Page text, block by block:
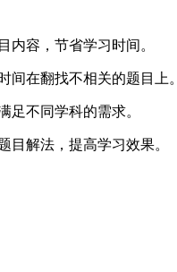
内容，节省学习时间。
在翻找不相关的题目上。
足不同学科的需求。
解法，提高学习效果。